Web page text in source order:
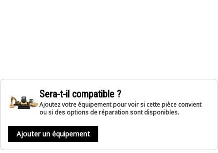
Sera-t-il compatible ?
Ajoutez votre équipement pour voir si cette pièce convient
ou si des options de réparation sont disponibles.
Ajouter un équipement